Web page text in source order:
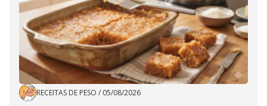
RECEITAS DE PESO / 05/08/2026